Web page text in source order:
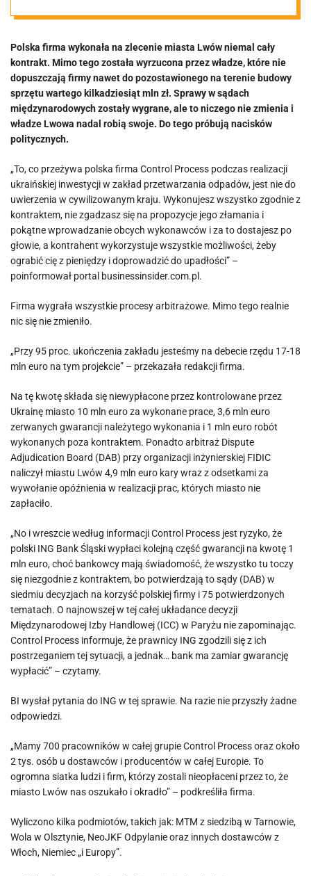
firmie mimo
decyzji sądów.
„Nie do
uwierzenia w
cywilizowanym
kraju”
Polska firma wykonała na zlecenie miasta Lwów niemal cały
kontrakt. Mimo tego została wyrzucona przez władze, które nie
dopuszczają firmy nawet do pozostawionego na terenie budowy
sprzętu wartego kilkadziesiąt mln zł. Sprawy w sądach
międzynarodowych zostały wygrane, ale to niczego nie zmienia i
władze Lwowa nadal robią swoje. Do tego próbują nacisków
politycznych.
„To, co przeżywa polska firma Control Process podczas realizacji
ukraińskiej inwestycji w zakład przetwarzania odpadów, jest nie do
uwierzenia w cywilizowanym kraju. Wykonujesz wszystko zgodnie z
kontraktem, nie zgadzasz się na propozycje jego złamania i
pokątne wprowadzanie obcych wykonawców i za to dostajesz po
głowie, a kontrahent wykorzystuje wszystkie możliwości, żeby
ograbić cię z pieniędzy i doprowadzić do upadłości” –
poinformował portal businessinsider.com.pl.
Firma wygrała wszystkie procesy arbitrażowe. Mimo tego realnie
nic się nie zmieniło.
„Przy 95 proc. ukończenia zakładu jesteśmy na debecie rzędu 17-18
mln euro na tym projekcie” – przekazała redakcji firma.
Na tę kwotę składa się niewypłacone przez kontrolowane przez
Ukrainę miasto 10 mln euro za wykonane prace, 3,6 mln euro
zerwanych gwarancji należytego wykonania i 1 mln euro robót
wykonanych poza kontraktem. Ponadto arbitraż Dispute
Adjudication Board (DAB) przy organizacji inżynierskiej FIDIC
naliczył miastu Lwów 4,9 mln euro kary wraz z odsetkami za
wywołanie opóźnienia w realizacji prac, których miasto nie
zapłaciło.
„No i wreszcie według informacji Control Process jest ryzyko, że
polski ING Bank Śląski wypłaci kolejną część gwarancji na kwotę 1
mln euro, choć bankowcy mają świadomość, że wszystko tu toczy
się niezgodnie z kontraktem, bo potwierdzają to sądy (DAB) w
siedmiu decyzjach na korzyść polskiej firmy i 75 potwierdzonych
tematach. O najnowszej w tej całej układance decyzji
Międzynarodowej Izby Handlowej (ICC) w Paryżu nie zapominając.
Control Process informuje, że prawnicy ING zgodzili się z ich
postrzeganiem tej sytuacji, a jednak… bank ma zamiar gwarancję
wypłacić” – czytamy.
BI wysłał pytania do ING w tej sprawie. Na razie nie przyszły żadne
odpowiedzi.
„Mamy 700 pracowników w całej grupie Control Process oraz około
2 tys. osób u dostawców i producentów w całej Europie. To
ogromna siatka ludzi i firm, którzy zostali nieopłaceni przez to, że
miasto Lwów nas oszukało i okradło” – podkreśliła firma.
Wyliczono kilka podmiotów, takich jak: MTM z siedzibą w Tarnowie,
Wola w Olsztynie, NeoJKF Odpylanie oraz innych dostawców z
Włoch, Niemiec „i Europy”.